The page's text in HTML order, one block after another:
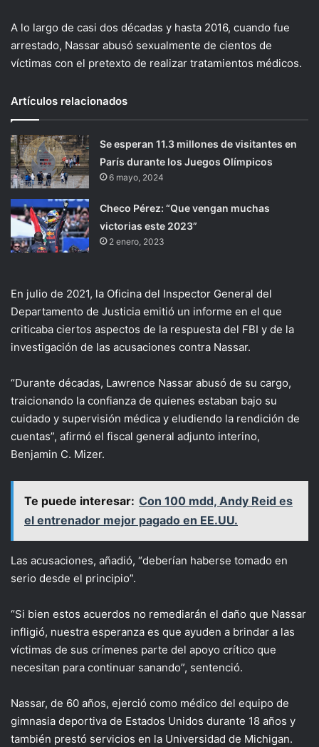
A lo largo de casi dos décadas y hasta 2016, cuando fue
arrestado, Nassar abusó sexualmente de cientos de
víctimas con el pretexto de realizar tratamientos médicos.
Artículos relacionados
Se esperan 11.3 millones de visitantes en
París durante los Juegos Olímpicos
6 mayo, 2024
Checo Pérez: “Que vengan muchas
victorias este 2023”
2 enero, 2023
En julio de 2021, la Oficina del Inspector General del
Departamento de Justicia emitió un informe en el que
criticaba ciertos aspectos de la respuesta del FBI y de la
investigación de las acusaciones contra Nassar.
“Durante décadas, Lawrence Nassar abusó de su cargo,
traicionando la confianza de quienes estaban bajo su
cuidado y supervisión médica y eludiendo la rendición de
cuentas”, afirmó el fiscal general adjunto interino,
Benjamin C. Mizer.
Te puede interesar: Con 100 mdd, Andy Reid es
el entrenador mejor pagado en EE.UU.
Las acusaciones, añadió, “deberían haberse tomado en
serio desde el principio”.
“Si bien estos acuerdos no remediarán el daño que Nassar
infligió, nuestra esperanza es que ayuden a brindar a las
víctimas de sus crímenes parte del apoyo crítico que
necesitan para continuar sanando”, sentenció.
Nassar, de 60 años, ejerció como médico del equipo de
gimnasia deportiva de Estados Unidos durante 18 años y
también prestó servicios en la Universidad de Michigan.